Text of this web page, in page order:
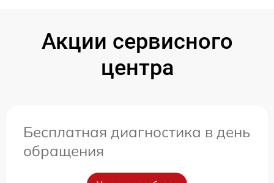
Акции сервисного
центра
Бесплатная диагностика в день
обращения